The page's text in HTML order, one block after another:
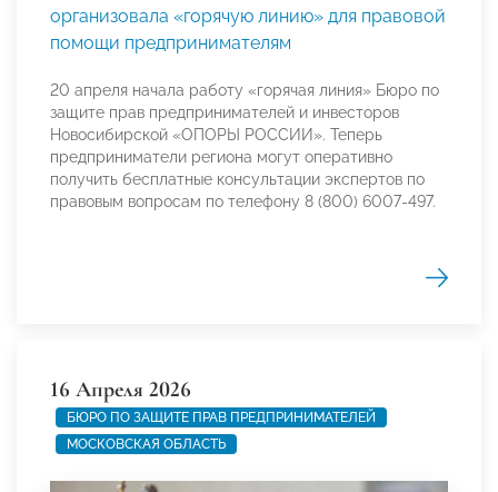
организовала «горячую линию» для правовой
помощи предпринимателям
20 апреля начала работу «горячая линия» Бюро по
защите прав предпринимателей и инвесторов
Новосибирской «ОПОРЫ РОССИИ». Теперь
предприниматели региона могут оперативно
получить бесплатные консультации экспертов по
правовым вопросам по телефону 8 (800) 6007-497.
16 Апреля 2026
БЮРО ПО ЗАЩИТЕ ПРАВ ПРЕДПРИНИМАТЕЛЕЙ
МОСКОВСКАЯ ОБЛАСТЬ